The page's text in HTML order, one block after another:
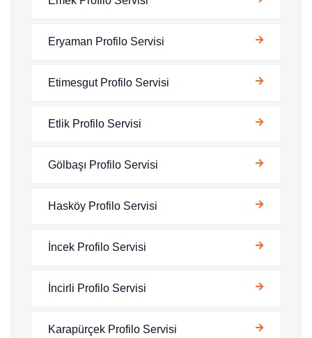
Eryaman Profilo Servisi
Etimesgut Profilo Servisi
Etlik Profilo Servisi
Gölbaşı Profilo Servisi
Hasköy Profilo Servisi
İncek Profilo Servisi
İncirli Profilo Servisi
Karapürçek Profilo Servisi